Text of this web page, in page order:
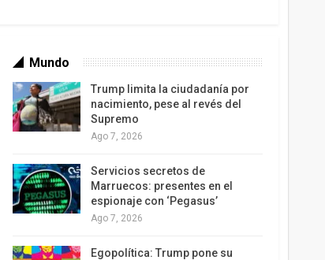
Mundo
Trump limita la ciudadanía por
nacimiento, pese al revés del
Supremo
Ago 7, 2026
Servicios secretos de
Marruecos: presentes en el
espionaje con ‘Pegasus’
Ago 7, 2026
Egopolítica: Trump pone su